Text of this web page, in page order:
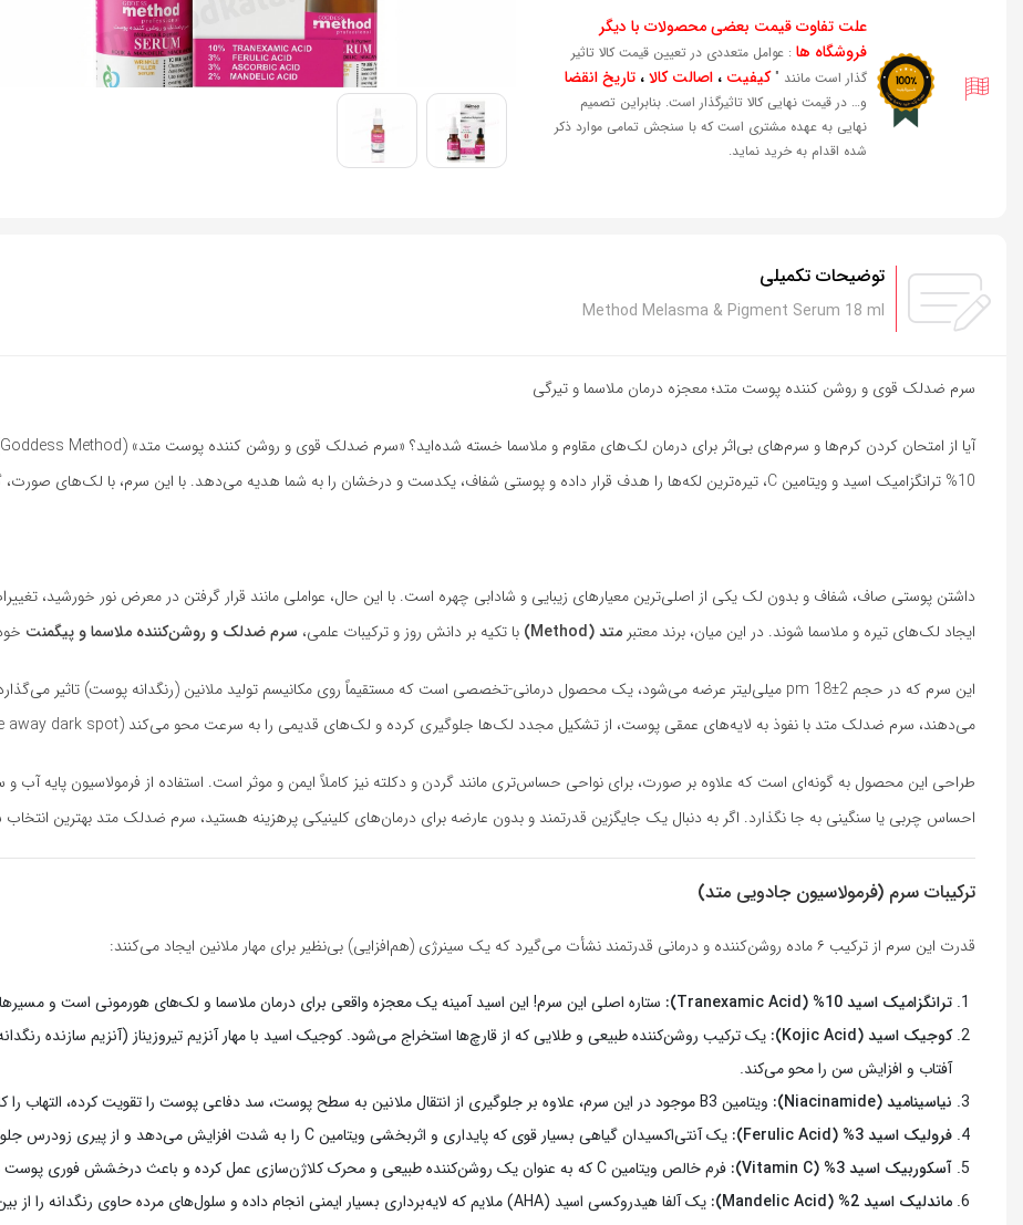
علت تفاوت قیمت بعضی محصولات با دیگر
فروشگاه ها : عوامل متعددی در تعیین قیمت کالا تاثیر
گذار است مانند "کیفیت ، اصالت کالا، تاریخ انقضا
و… در قیمت نهایی کالا تاثیرگذار است. بنابراین تصمیم
نهایی به عهده مشتری است که با سنجش تمامی موارد ذکر
شده اقدام به خرید نماید.
توضیحات تکمیلی
Method Melasma & Pigment Serum 18 ml
سرم ضدلک قوی و روشن کننده پوست متد؛ معجزه درمان ملاسما و تیرگی
آیا از امتحان کردن کرم‌ها و سرم‌های بی‌اثر برای درمان لک‌های مقاوم و ملاسما خسته شده‌اید؟ «سرم ضدلک قوی و روشن کننده پوست متد» (Goddess Method) با فرمولاسیون تخصصی و ترکیبات اثبات‌شده‌ای چون
10%
ترانگزامیک اسید و ویتامین C، تیره‌ترین لکه‌ها را هدف قرار داده و پوستی شفاف، یکدست و درخشان را به شما هدیه می‌دهد. با این سرم، با لک‌های صورت، گردن و دکلته خداحافظی کنید و اعتمادبه‌نفس خود را بازیابید.
داشتن پوستی صاف، شفاف و بدون لک یکی از اصلی‌ترین معیارهای زیبایی و شادابی چهره است. با این حال، عواملی مانند قرار گرفتن در معرض نور خورشید،
ایجاد لک‌های تیره و ملاسما شوند. در این میان، برند معتبر متد (Method) با تکیه بر دانش روز و ترکیبات علمی، سرم ضدلک و روشن‌کننده ملاسما و پیگمنت
این سرم که در حجم pm 18±2
میلی‌لیتر عرضه می‌شود، یک محصول درمانی-تخصصی است که مستقیماً روی مکانیسم تولید ملانین (رنگدانه پوست) تاثیر
می‌دهند، سرم ضدلک متد با نفوذ به لایه‌های عمقی پوست، از تشکیل مجدد لک‌ها جلوگیری کرده و لک‌های قدیمی را به سرعت محو می‌کند (Quickly fade away dark spot).
طراحی این محصول به گونه‌ای است که علاوه بر صورت، برای نواحی حساس‌تری مانند گردن و دکلته نیز کاملاً ایمن و موثر است. استفاده از فرمولاسیون
احساس چربی یا سنگینی به جا نگذارد. اگر به دنبال یک جایگزین قدرتمند و بدون عارضه برای درمان‌های کلینیکی پرهزینه هستید، سرم ضدلک متد بهترین
ترکیبات سرم (فرمولاسیون جادویی متد)
قدرت این سرم از ترکیب ۶ ماده روشن‌کننده و درمانی قدرتمند نشأت می‌گیرد که یک سینرژی (هم‌افزایی) بی‌نظیر برای مهار ملانین ایجاد می‌کنند:
ترانگزامیک اسید10%
(Tranexamic Acid):
ستاره اصلی این سرم! این اسید آمینه یک معجزه واقعی برای درمان ملاسما و لک‌های هورمونی است و
کوجیک اسید (Kojic Acid):
یک ترکیب روشن‌کننده طبیعی و طلایی که از قارچ‌ها استخراج می‌شود. کوجیک اسید با مهار آنزیم تیروزیناز (آنزیم سازنده
آفتاب و افزایش سن را محو می‌کند.
نیاسینامید (Niacinamide):
ویتامین B3 موجود در این سرم، علاوه بر جلوگیری از انتقال ملانین به سطح پوست، سد دفاعی پوست را تقویت کرده، التهاب را کاهش داده و به کوچک شدن منافذ کمک می‌کند.
فرولیک اسید3%
(Ferulic Acid):
یک آنتی‌اکسیدان گیاهی بسیار قوی که پایداری و اثربخشی ویتامین C را به شدت افزایش می‌دهد و از پیری زودرس جلوگیری می‌کند.
آسکوربیک اسید3%
(Vitamin C):
فرم خالص ویتامین C که به عنوان یک روشن‌کننده طبیعی و محرک کلاژن‌سازی عمل کرده و باعث درخشش فوری پوست می‌شود.
ماندلیک اسید2%
(Mandelic Acid): یک آلفا هیدروکسی اسید (AHA) ملایم که لایه‌برداری بسیار ایمنی انجام داده و سلول‌های مرده حاوی رنگدانه را از بین می‌برد.